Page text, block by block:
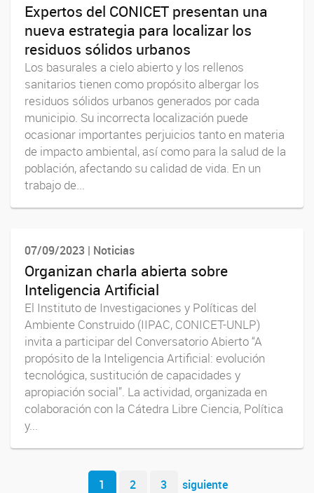
Expertos del CONICET presentan una
nueva estrategia para localizar los
residuos sólidos urbanos
Los basurales a cielo abierto y los rellenos
sanitarios tienen como propósito albergar los
residuos sólidos urbanos generados por cada
municipio. Su incorrecta localización puede
ocasionar importantes perjuicios tanto en materia
de impacto ambiental, así como para la salud de la
población, afectando su calidad de vida. En un
trabajo de...
07/09/2023 | Noticias
Organizan charla abierta sobre
Inteligencia Artificial
El Instituto de Investigaciones y Políticas del
Ambiente Construido (IIPAC, CONICET-UNLP)
invita a participar del Conversatorio Abierto “A
propósito de la Inteligencia Artificial: evolución
tecnológica, sustitución de capacidades y
apropiación social”. La actividad, organizada en
colaboración con la Cátedra Libre Ciencia, Política
y...
Navegador de artículos
1 2 3 siguiente